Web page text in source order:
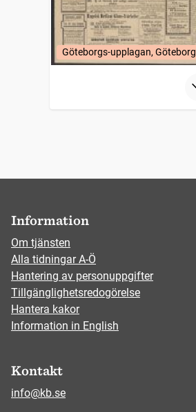
Göteborgs-upplagan, Göteborg
Information
Om tjänsten
Alla tidningar A-Ö
Hantering av personuppgifter
Tillgänglighetsredogörelse
Hantera kakor
Information in English
Kontakt
info@kb.se